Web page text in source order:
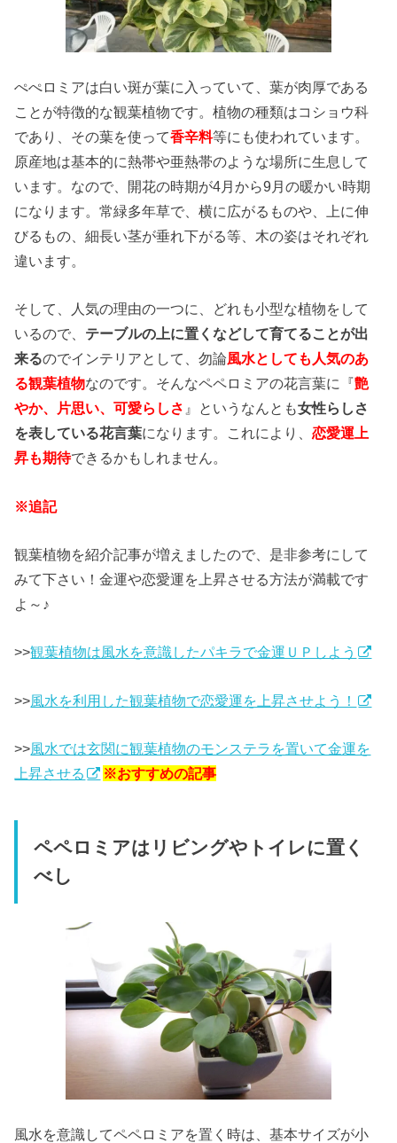
ぺぺロミアは白い斑が葉に入っていて、葉が肉厚である
ことが特徴的な観葉植物です。植物の種類はコショウ科
であり、その葉を使って香辛料等にも使われています。
原産地は基本的に熱帯や亜熱帯のような場所に生息して
います。なので、開花の時期が4月から9月の暖かい時期
になります。常緑多年草で、横に広がるものや、上に伸
びるもの、細長い茎が垂れ下がる等、木の姿はそれぞれ
違います。
そして、人気の理由の一つに、どれも小型な植物をして
いるので、 テーブルの上に置くなどして育てることが出
来るのでインテリアとして、勿論風水としても人気のあ
る観葉植物なのです。そんなペペロミアの花言葉に『艶
やか、片思い、可愛らしさ 』というなんとも女性らしさ
を表している花言葉になります。これにより、恋愛運上
昇も期待できるかもしれません。
※追記
観葉植物を紹介記事が増えましたので、是非参考にして
みて下さい！金運や恋愛運を上昇させる方法が満載です
よ～♪
>>観葉植物は風水を意識したパキラで金運ＵＰしよう
>>風水を利用した観葉植物で恋愛運を上昇させよう！
>>風水では玄関に観葉植物のモンステラを置いて金運を
上昇させる
※おすすめの記事
ペペロミアはリビングやトイレに置く
べし
風水を意識してペペロミアを置く時は、基本サイズが小